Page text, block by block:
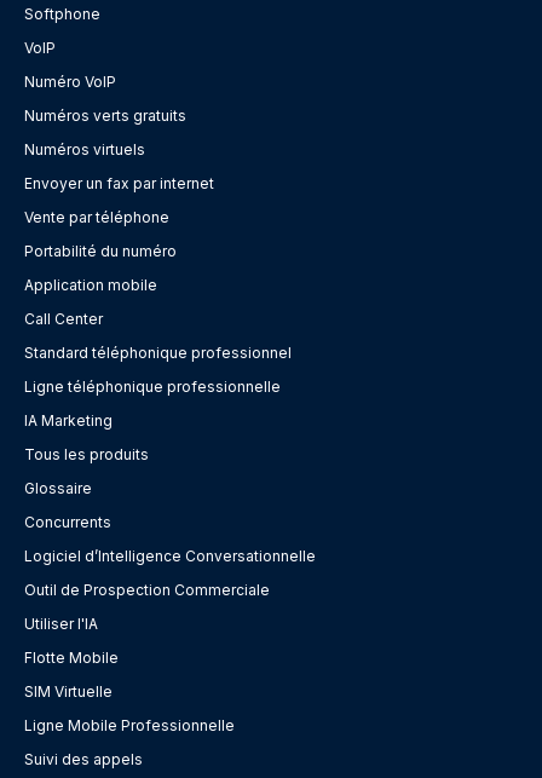
Softphone
VoIP
Numéro VoIP
Numéros verts gratuits
Numéros virtuels
Envoyer un fax par internet
Vente par téléphone
Portabilité du numéro
Application mobile
Call Center
Standard téléphonique professionnel
Ligne téléphonique professionnelle
IA Marketing
Tous les produits
Glossaire
Concurrents
Logiciel d’Intelligence Conversationnelle
Outil de Prospection Commerciale
Utiliser l'IA
Flotte Mobile
SIM Virtuelle
Ligne Mobile Professionnelle
Suivi des appels